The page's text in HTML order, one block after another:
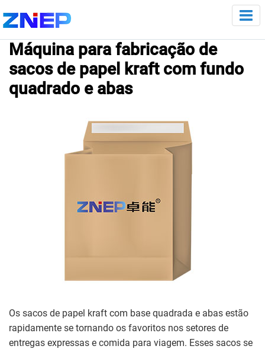
Máquina para fabricação de
sacos de papel kraft com fundo
quadrado e abas
Os sacos de papel kraft com base quadrada e abas estão
rapidamente se tornando os favoritos nos setores de
entregas expressas e comida para viagem. Esses sacos se